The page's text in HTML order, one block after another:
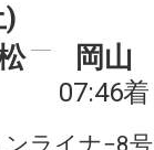
)
岡山
07:46着